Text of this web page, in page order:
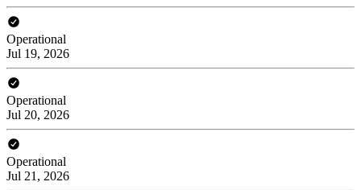
Operational
Jul 19, 2026
Operational
Jul 20, 2026
Operational
Jul 21, 2026